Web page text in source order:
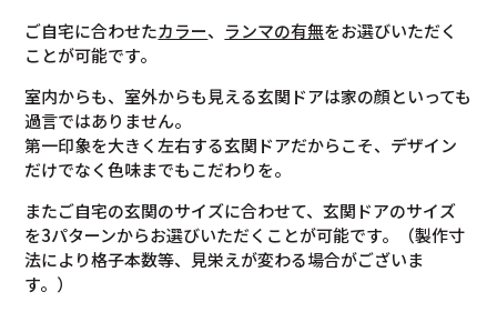
ご自宅に合わせたカラー、 ランマの有無をお選びいただく
ことが可能です。
室内からも、室外からも見える玄関ドアは家の顔といっても
過言ではありません。
第一印象を大きく左右する玄関ドアだからこそ、デザイン
だけでなく色味までもこだわりを。
またご自宅の玄関のサイズに合わせて、玄関ドアのサイズ
を3パターンからお選びいただくことが可能です。（製作寸
法により格子本数等、見栄えが変わる場合がございま
す。）